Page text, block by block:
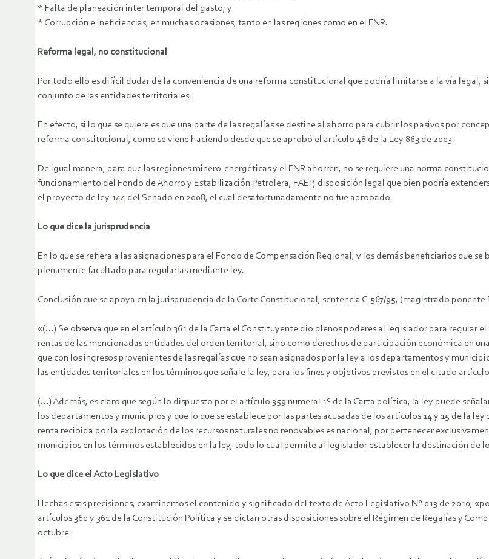
* Falta de planeación inter temporal del gasto; y
* Corrupción e ineficiencias, en muchas ocasiones, tanto en las regiones como en el FNR.
Reforma legal, no constitucional
Por todo ello es difícil dudar de la conveniencia de una reforma constitucional que podría limitarse a la vía legal,
conjunto de las entidades territoriales.
En efecto, si lo que se quiere es que una parte de las regalías se destine al ahorro para cubrir los pasivos por
reforma constitucional, como se viene haciendo desde que se aprobó el artículo 48 de la Ley 863 de 2003.
De igual manera, para que las regiones minero-energéticas y el FNR ahorren, no se requiere una norma
funcionamiento del Fondo de Ahorro y Estabilización Petrolera, FAEP, disposición legal que bien podría
el proyecto de ley 144 del Senado en 2008, el cual desafortunadamente no fue aprobado.
Lo que dice la jurisprudencia
En lo que se refiera a las asignaciones para el Fondo de Compensación Regional, y los demás beneficiarios que
plenamente facultado para regularlas mediante ley.
Conclusión que se apoya en la jurisprudencia de la Corte Constitucional, sentencia C-567/95, (magistrado
«(…) Se observa que en el artículo 361 de la Carta el Constituyente dio plenos poderes al legislador para regular
rentas de las mencionadas entidades del orden territorial, sino como derechos de participación económica en
que con los ingresos provenientes de las regalías que no sean asignados por la ley a los departamentos y
las entidades territoriales en los términos que señale la ley, para los fines y objetivos previstos en el citado
(…) Además, es claro que según lo dispuesto por el artículo 359 numeral 1º de la Carta política, la ley puede
los departamentos y municipios y que lo que se establece por las partes acusadas de los artículos 14 y 15 de la
renta recibida por la explotación de los recursos naturales no renovables es nacional, por pertenecer
municipios en los términos establecidos en la ley, todo lo cual permite al legislador establecer la destinación de
Lo que dice el Acto Legislativo
Hechas esas precisiones, examinemos el contenido y significado del texto de Acto Legislativo N° 013 de 2010,
artículos 360 y 361 de la Constitución Política y se dictan otras disposiciones sobre el Régimen de Regalías y
octubre.